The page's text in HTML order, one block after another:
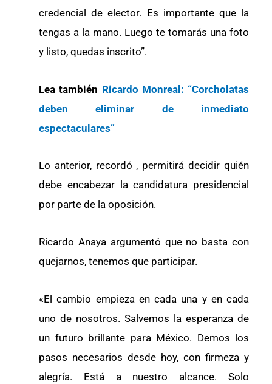
credencial de elector. Es importante que la
tengas a la mano. Luego te tomarás una foto
y listo, quedas inscrito”.
Lea también Ricardo Monreal: “Corcholatas
deben eliminar de inmediato
espectaculares”
Lo anterior, recordó , permitirá decidir quién
debe encabezar la candidatura presidencial
por parte de la oposición.
Ricardo Anaya argumentó que no basta con
quejarnos, tenemos que participar.
«El cambio empieza en cada una y en cada
uno de nosotros. Salvemos la esperanza de
un futuro brillante para México. Demos los
pasos necesarios desde hoy, con firmeza y
alegría. Está a nuestro alcance. Solo